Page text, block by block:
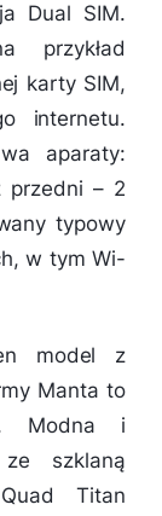
Dual SIM.
przykład
karty SIM,
internetu.
aparaty:
przedni – 2
typowy
w tym Wi-
model z
Manta to
Modna i
szklaną
Titan